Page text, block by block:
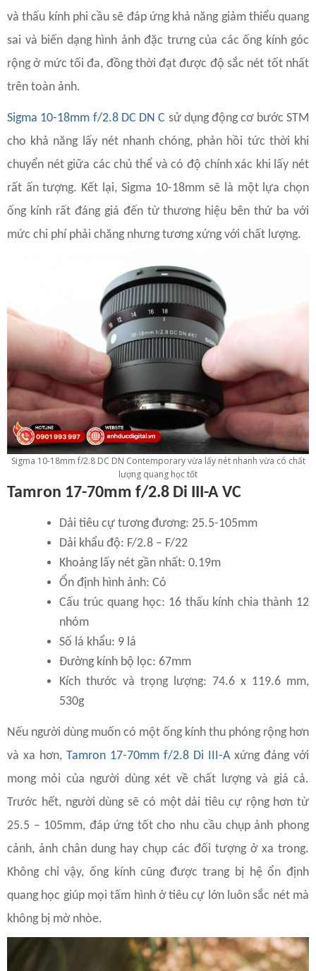
và thấu kính phi cầu sẽ đáp ứng khả năng giảm thiểu quang
sai và biến dạng hình ảnh đặc trưng của các ống kính góc
rộng ở mức tối đa, đồng thời đạt được độ sắc nét tốt nhất
trên toàn ảnh.
Sigma 10-18mm f/2.8 DC DN C sử dụng động cơ bước STM
cho khả năng lấy nét nhanh chóng, phản hồi tức thời khi
chuyển nét giữa các chủ thể và có độ chính xác khi lấy nét
rất ấn tượng. Kết lại, Sigma 10-18mm sẽ là một lựa chọn
ống kính rất đáng giá đến từ thương hiệu bên thứ ba với
mức chi phí phải chăng nhưng tương xứng với chất lượng.
Sigma 10-18mm f/2.8 DC DN Contemporary vừa lấy nét nhanh vừa có chất
lượng quang học tốt
Tamron 17-70mm f/2.8 Di III-A VC
Dải tiêu cự tương đương: 25.5-105mm
Dải khẩu độ: F/2.8 – F/22
Khoảng lấy nét gần nhất: 0.19m
Ổn định hình ảnh: Có
Cấu trúc quang học: 16 thấu kính chia thành 12
nhóm
Số lá khẩu: 9 lá
Đường kính bộ lọc: 67mm
Kích thước và trọng lượng: 74.6 x 119.6 mm,
530g
Nếu người dùng muốn có một ống kính thu phóng rộng hơn
và xa hơn, Tamron 17-70mm f/2.8 Di III-Axứng đáng với
mong mỏi của người dùng xét về chất lượng và giá cả.
Trước hết, người dùng sẽ có một dải tiêu cự rộng hơn từ
25.5 – 105mm, đáp ứng tốt cho nhu cầu chụp ảnh phong
cảnh, ảnh chân dung hay chụp các đối tượng ở xa trong.
Không chỉ vậy, ống kính cũng được trang bị hệ ổn định
quang học giúp mọi tấm hình ở tiêu cự lớn luôn sắc nét mà
không bị mờ nhòe.